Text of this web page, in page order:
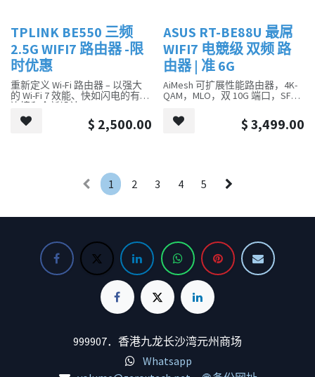
高分辨率支持： 支持高达 1080P
的分辨率，呈现清晰细腻的画
面。
耐用材质，精致工艺： 采用高品
质材质打造，经久耐用，外观精
致小巧，方便携带。
立即体验 [您的品牌名称] 超稳定
HDMI 转 VGA 转换器，享受无缝
#HDMI转VGA #高清转换器 #稳定
激活您的电子邮件作为 Adobe 云
端帐户。
新的！
TPLINK BE550 三频
2.5G WIFI7 路由器 -限
时优惠
重新定义 Wi-Fi 路由器 – 以强大
的 Wi-Fi 7 效能、快如闪电的有线
连接和全新设计
极速 9214 Mbps 三频 Wi-Fi 7 – 让
您的装置全速运转。享受流畅的
5个2.5G连接埠 – 1个2.5Gbps
优化和最佳定位天线以及波束成
形技术可提供更大的容量、更
强、更可靠的连接以及更少的干
EasyMesh 相容 – 与 EasyMesh 路
由器和范围扩展器配合使用，形
成无缝的整个家庭 Mesh Wi-Fi，
防止在讯号之间移动时出现丢包
轻松设定和使用 – 使用Tether应
用程式进行网路管理从未如此简
TP-Link HomeShield – 增强的安全
$ 2,500.00
ASUS RT-BE88U 最屌
WIFI7 电競级 双频 路
由器 | 准 6G
AiMesh 可扩展性能路由器，4K-
QAM，MLO，双 10G 端口，SFP+
主要特色：
电竞级性能：专为游戏玩家设
计，提供游戏加速、带宽管理和
和更稳定的连接。
AiMesh 技术：可与其他支持
AiMesh 的 ASUS 路由器组成网状
网络，扩大 WiFi 覆盖范围，消除
家中死角。
多种连接端口：配备多个 Gigabit
LAN 端口和 USB 端口，方便连接
各种设备。
安全防护系统，提供商业级的安
全防护，保护您的网络和设备免
受网络攻击。
适用对象：
$3,499.00
1 2 3 4 5
999907．香港九龙长沙湾元州商场
Whatsapp